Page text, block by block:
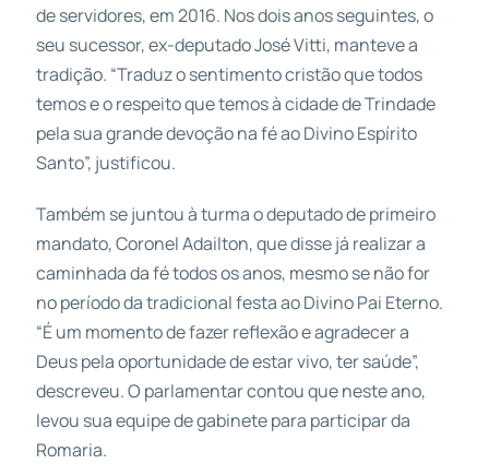
de servidores, em 2016. Nos dois anos seguintes, o
seu sucessor, ex-deputado José Vitti, manteve a
tradição. “Traduz o sentimento cristão que todos
temos e o respeito que temos à cidade de Trindade
pela sua grande devoção na fé ao Divino Espírito
Santo”, justificou.
Também se juntou à turma o deputado de primeiro
mandato, Coronel Adailton, que disse já realizar a
caminhada da fé todos os anos, mesmo se não for
no período da tradicional festa ao Divino Pai Eterno.
“É um momento de fazer reflexão e agradecer a
Deus pela oportunidade de estar vivo, ter saúde”,
descreveu. O parlamentar contou que neste ano,
levou sua equipe de gabinete para participar da
Romaria.